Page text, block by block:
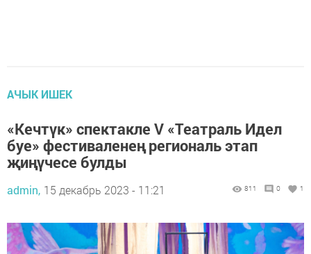
АЧЫК ИШЕК
«Кечтүк» спектакле V «Театраль Идел
буе» фестиваленең региональ этап
җиңүчесе булды
admin, 15 декабрь 2023 - 11:21 811 0 1